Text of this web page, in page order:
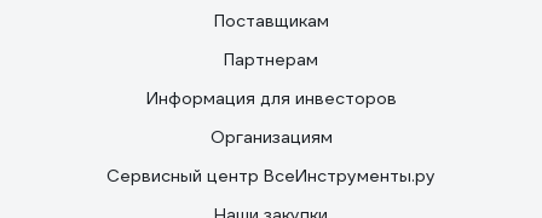
Поставщикам
Партнерам
Информация для инвесторов
Организациям
Сервисный центр ВсеИнструменты.ру